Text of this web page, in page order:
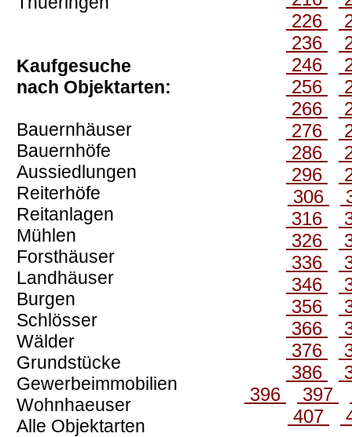
Kaufgesuche
nach Objektarten:
Bauernhäuser
Bauernhöfe
Aussiedlungen
Reiterhöfe
Reitanlagen
Mühlen
Forsthäuser
Landhäuser
Burgen
Schlösser
Wälder
Grundstücke
Gewerbeimmobilien
Wohnhaeuser
Alle Objektarten
226
236
246
256
266
276
286
296
306
316
326
336
346
356
366
376
386
396
397
407